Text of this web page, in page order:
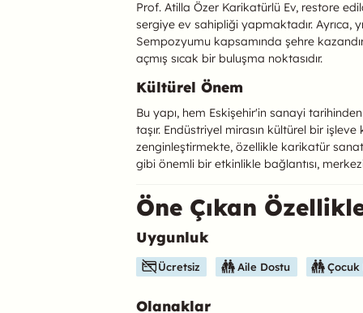
Prof. Atilla Özer Karikatürlü Ev, restore
sergiye ev sahipliği yapmaktadır. Ayrıca,
Sempozyumu kapsamında şehre
açmış sıcak bir buluşma noktasıdır.
Kültürel Önem
Bu yapı, hem Eskişehir'in sanayi
taşır. Endüstriyel mirasın kültürel bir
zenginleştirmekte, özellikle karikatür
gibi önemli bir etkinlikle bağlantısı,
Öne Çıkan
Bu mekanın öne çıkan özelliklerini aşağıda
Uygunluk
Ücretsiz Aile Dostu Çocuk
Olanaklar